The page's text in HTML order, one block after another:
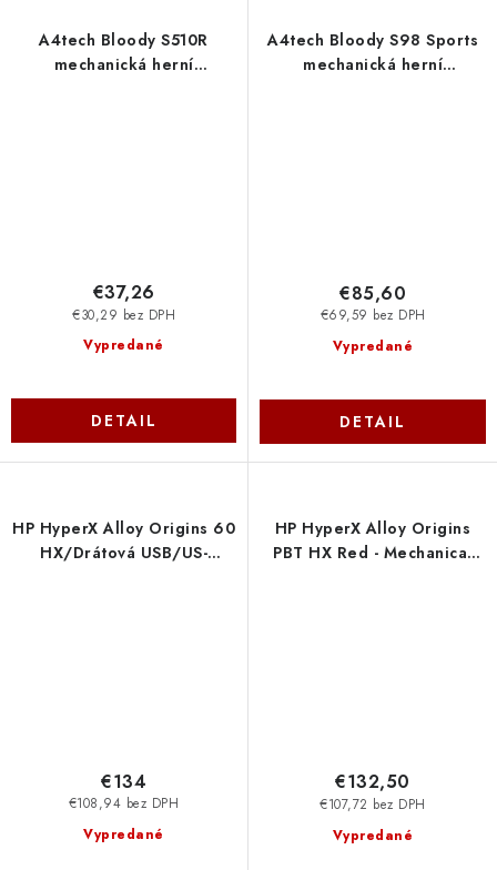
A4tech Bloody S510R
mechanická herní
Vypredané
€30,29 bez DPH
€37,26
DETAIL
A4tech Bloody S98 Sports
mechanická herní
Vypredané
€69,59 bez DPH
€85,60
DETAIL
HP HyperX Alloy Origins 60
HX/Drátová USB/US-
Vypredané
€108,94 bez DPH
€134
HP HyperX Alloy Origins
PBT HX Red - Mechanical
Vypredané
€107,72 bez DPH
€132,50